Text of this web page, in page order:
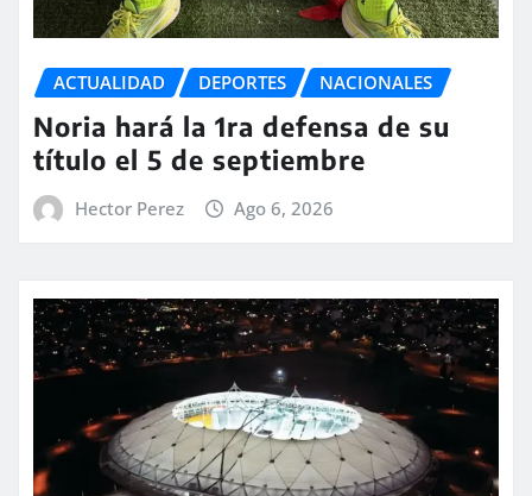
ACTUALIDAD DEPORTES NACIONALES
Noria hará la 1ra defensa de su
título el 5 de septiembre
Hector Perez Ago 6, 2026